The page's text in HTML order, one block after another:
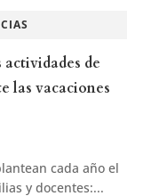
actividades de
las vacaciones
cada año el
y docentes:...